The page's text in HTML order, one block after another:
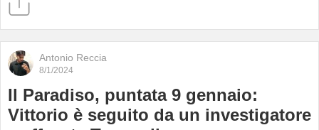
Antonio Reccia
8/1/2024
Il Paradiso, puntata 9 gennaio:
Vittorio è seguito da un investigatore